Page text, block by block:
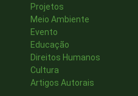
Projetos
Meio Ambiente
Evento
Educação
Direitos Humanos
Cultura
Artigos Autorais